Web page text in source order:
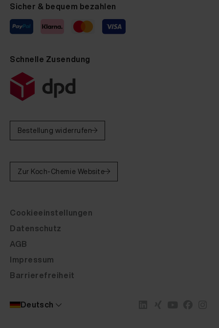
Sicher & bequem bezahlen
Schnelle Zusendung
Bestellung widerrufen
Zur Koch-Chemie Website
Deutsch
Cookieeinstellungen
Datenschutz
AGB
Impressum
Barrierefreiheit